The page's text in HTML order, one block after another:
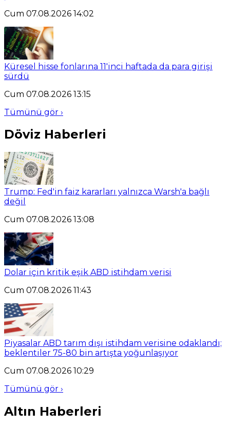
Cum 07.08.2026 14:02
Küresel hisse fonlarına 11'inci haftada da para girişi
sürdü
Cum 07.08.2026 13:15
Tümünü gör ›
Döviz Haberleri
Trump: Fed'in faiz kararları yalnızca Warsh'a bağlı
değil
Cum 07.08.2026 13:08
Dolar için kritik eşik ABD istihdam verisi
Cum 07.08.2026 11:43
Piyasalar ABD tarım dışı istihdam verisine odaklandı;
beklentiler 75-80 bin artışta yoğunlaşıyor
Cum 07.08.2026 10:29
Tümünü gör ›
Altın Haberleri